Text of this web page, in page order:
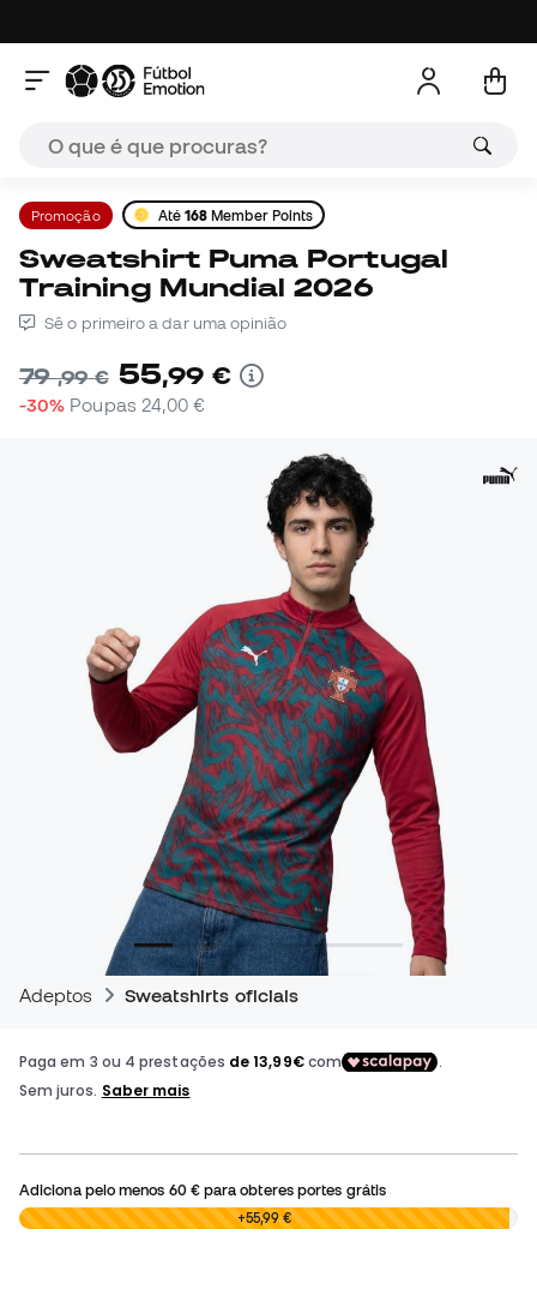
Promoção Até 168 Member Points
Sweatshirt Puma Portugal
Training Mundial 2026
Sê o primeiro a dar uma opinião
79,99 € 55,99 €
-30% Poupas 24,00 €
Adeptos Sweatshirts oficiais
Adiciona pelo menos 60 €para obteres portes grátis
0,00 € +55,99 €